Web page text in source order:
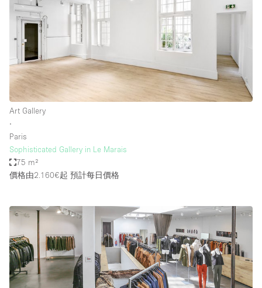
Art Gallery
∙
Paris
Sophisticated Gallery in Le Marais
75 m²
價格由2.160€起 預計每日價格